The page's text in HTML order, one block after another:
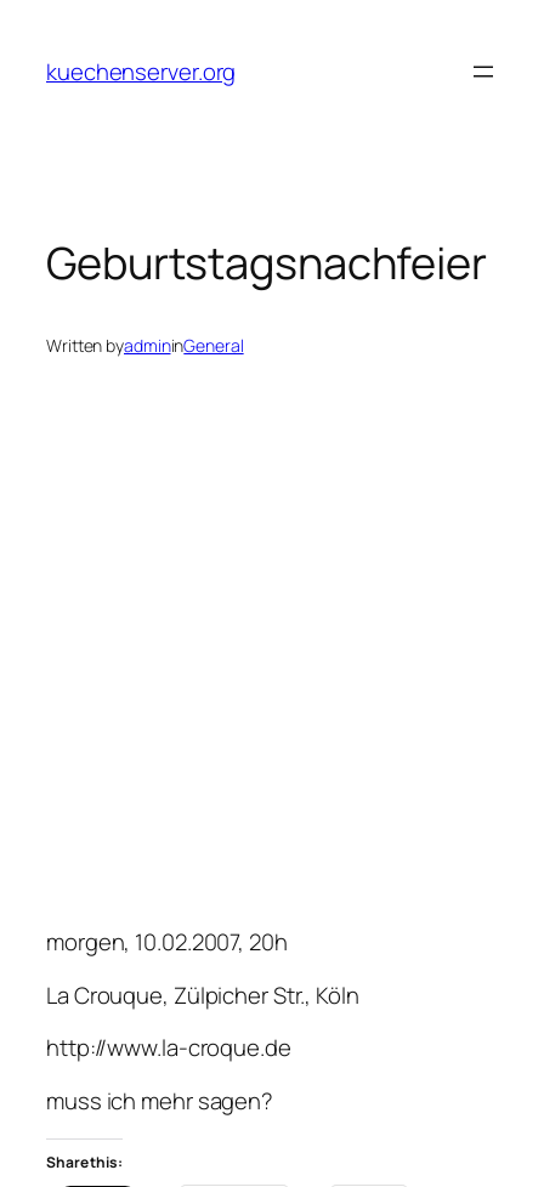
content
kuechenserver.org
Geburtstagsnachfeier
Written byadmininGeneral
morgen, 10.02.2007, 20h
La Crouque, Zülpicher Str., Köln
http://www.la-croque.de
muss ich mehr sagen?
Share this: